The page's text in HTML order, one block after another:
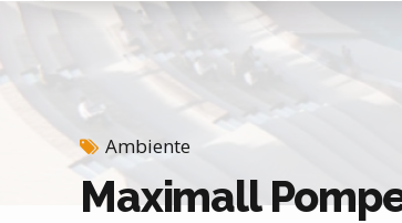
Ambiente
Maximall